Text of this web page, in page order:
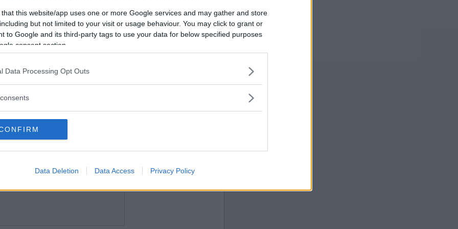
that this website/app uses one or more Google services and may gather and store
but not limited to your visit or usage behaviour. You may click to grant or
to Google and its third-party tags to use your data for below specified purposes
consent section.
Data Processing Opt Outs
Data Deletion Data Access Privacy Policy
Vill du bli
medlem?